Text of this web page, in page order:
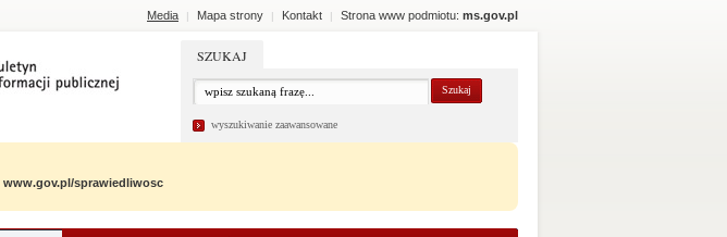
Media | Mapa strony | Kontakt | Strona www podmiotu: ms.gov.pl
SZUKAJ
wyszukiwanie zaawansowane
www.gov.pl/sprawiedliwosc